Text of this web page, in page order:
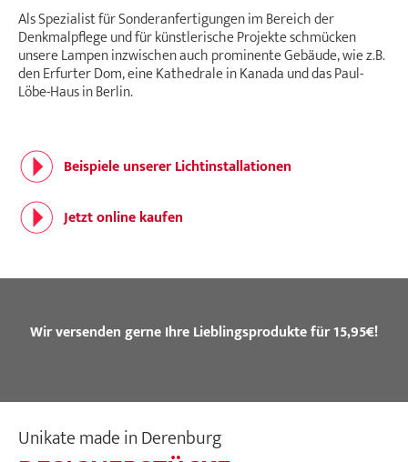
Als Spezialist für Sonderanfertigungen im Bereich der
Denkmalpflege und für künstlerische Projekte schmücken
unsere Lampen inzwischen auch prominente Gebäude, wie z.B.
den Erfurter Dom, eine Kathedrale in Kanada und das Paul-
Löbe-Haus in Berlin.
Beispiele unserer Lichtinstallationen
Jetzt online kaufen
Wir versenden gerne Ihre Lieblingsprodukte für 15,95€!
Unikate made in Derenburg